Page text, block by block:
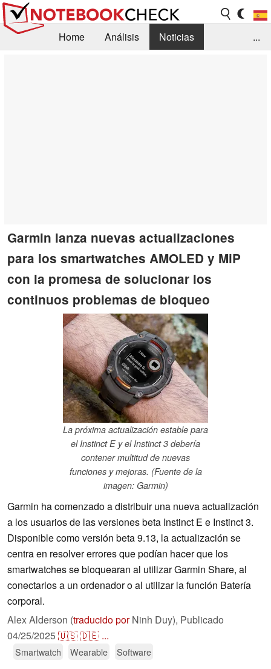
Home Análisis
Noticias
...
Garmin lanza nuevas actualizaciones
para los smartwatches AMOLED y MiP
con la promesa de solucionar los
continuos problemas de bloqueo
La próxima actualización estable para
el Instinct E y el Instinct 3 debería
contener multitud de nuevas
funciones y mejoras. (Fuente de la
imagen: Garmin)
Garmin ha comenzado a distribuir una nueva actualización
a los usuarios de las versiones beta Instinct E e Instinct 3.
Disponible como versión beta 9.13, la actualización se
centra en resolver errores que podían hacer que los
smartwatches se bloquearan al utilizar Garmin Share, al
conectarlos a un ordenador o al utilizar la función Batería
corporal.
Alex Alderson (traducido porNinh Duy), Publicado
04/25/2025🇺🇸🇩🇪 ...
Smartwatch Wearable Software